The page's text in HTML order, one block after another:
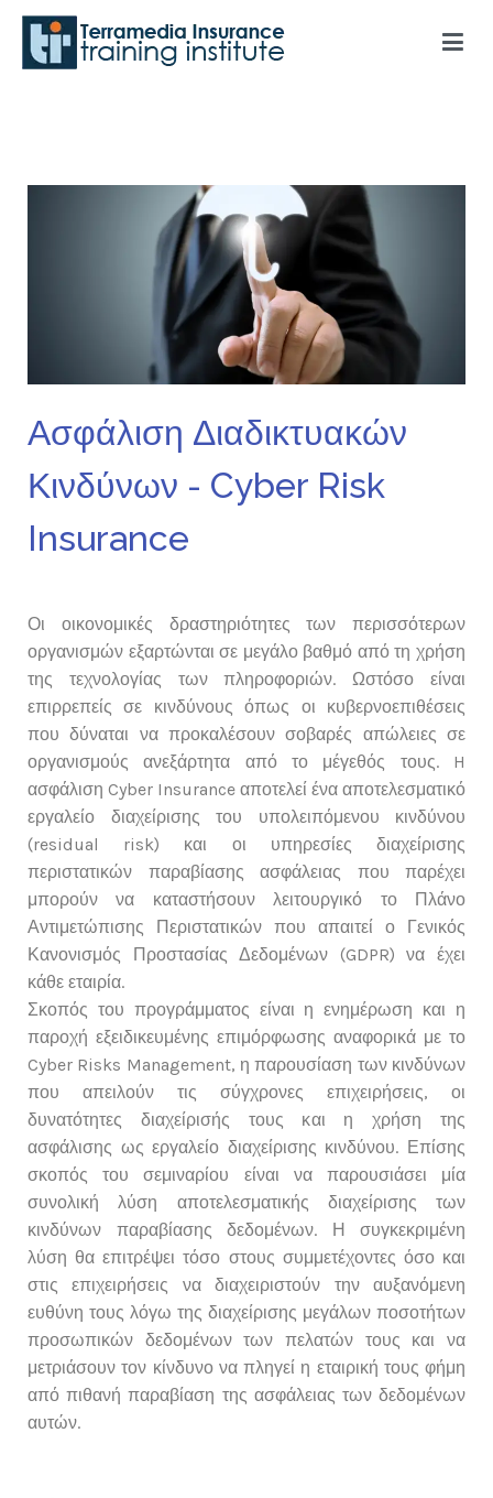
Ασφάλιση Διαδικτυακών
Κινδύνων - Cyber Risk
Insurance
Οι οικονομικές δραστηριότητες των περισσότερων
οργανισμών εξαρτώνται σε μεγάλο βαθμό από τη χρήση
της τεχνολογίας των πληροφοριών. Ωστόσο είναι
επιρρεπείς σε κινδύνους όπως οι κυβερνοεπιθέσεις
που δύναται να προκαλέσουν σοβαρές απώλειες σε
οργανισμούς ανεξάρτητα από το μέγεθός τους. H
ασφάλιση Cyber Insurance αποτελεί ένα αποτελεσματικό
εργαλείο διαχείρισης του υπολειπόμενου κινδύνου
(residual risk) και οι υπηρεσίες διαχείρισης
περιστατικών παραβίασης ασφάλειας που παρέχει
μπορούν να καταστήσουν λειτουργικό το Πλάνο
Αντιμετώπισης Περιστατικών που απαιτεί ο Γενικός
Κανονισμός Προστασίας Δεδομένων (GDPR) να έχει
κάθε εταιρία.
Σκοπός του προγράμματος είναι η ενημέρωση και η
παροχή εξειδικευμένης επιμόρφωσης αναφορικά με το
Cyber Risks Management, η παρουσίαση των κινδύνων
που απειλούν τις σύγχρονες επιχειρήσεις, οι
δυνατότητες διαχείρισής τους και η χρήση της
ασφάλισης ως εργαλείο διαχείρισης κινδύνου. Επίσης
σκοπός του σεμιναρίου είναι να παρουσιάσει μία
συνολική λύση αποτελεσματικής διαχείρισης των
κινδύνων παραβίασης δεδομένων. Η συγκεκριμένη
λύση θα επιτρέψει τόσο στους συμμετέχοντες όσο και
στις επιχειρήσεις να διαχειριστούν την αυξανόμενη
ευθύνη τους λόγω της διαχείρισης μεγάλων ποσοτήτων
προσωπικών δεδομένων των πελατών τους και να
μετριάσουν τον κίνδυνο να πληγεί η εταιρική τους φήμη
από πιθανή παραβίαση της ασφάλειας των δεδομένων
αυτών.